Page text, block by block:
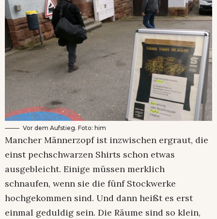
Vor dem Aufstieg. Foto: him
Mancher Männerzopf ist inzwischen ergraut, die
einst pechschwarzen Shirts schon etwas
ausgebleicht. Einige müssen merklich
schnaufen, wenn sie die fünf Stockwerke
hochgekommen sind. Und dann heißt es erst
einmal geduldig sein. Die Räume sind so klein,